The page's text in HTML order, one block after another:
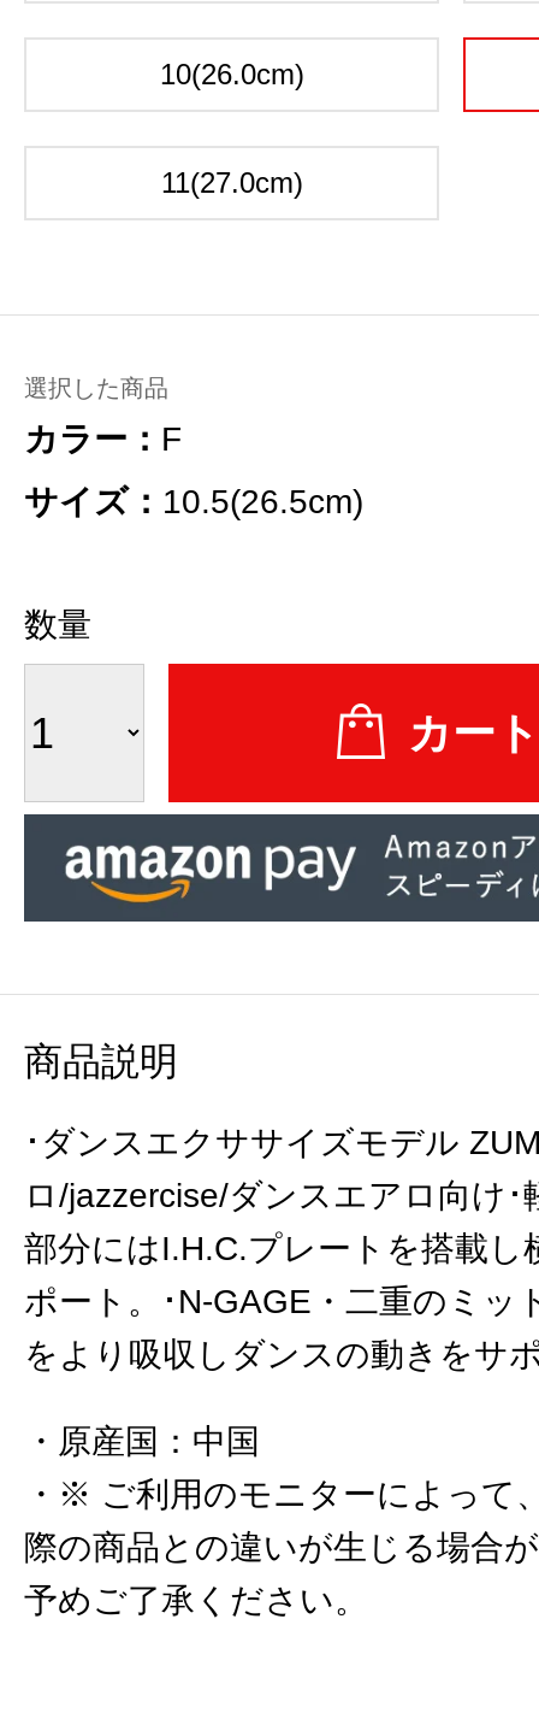
10(26.0cm)
11(27.0cm)
選択した商品
カラー： F
サイズ： 10.5(26.5cm)
数量
商品説明
･ダンスエクササイズモデル
ロ/jazzercise/ダンスエアロ向け･
部分にはI.H.C.プレートを搭載し
ポート。･N-GAGE・二重のミッ
をより吸収しダンスの動きをサ
原産国 ： 中国
※ ご利用のモニターによって
際の商品との違いが生じる場合
予めご了承ください。